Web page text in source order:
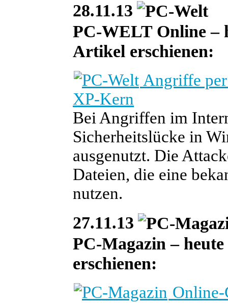
28.11.13
PC-WELT Online –
Artikel erschienen:
Angriffe
XP-Kern
Bei Angriffen im
Sicherheitslücke in
ausgenutzt. Die
Dateien, die eine
nutzen.
27.11.13
PC-Magazin –
erschienen:
Online-